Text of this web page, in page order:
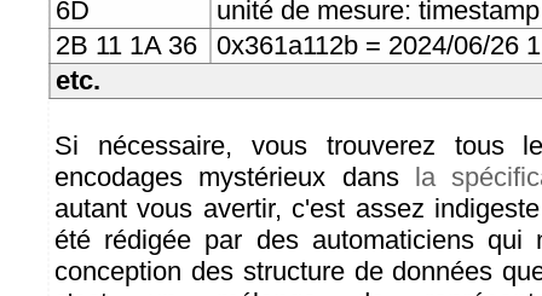
6D
unité de mesure: timestamp
2B 11 1A 36
0x361a112b = 2024/06/26
etc.
Si nécessaire, vous trouverez tous
encodages mystérieux dans la
autant vous avertir, c'est assez
été rédigée par des automaticiens qui
conception des structure de données